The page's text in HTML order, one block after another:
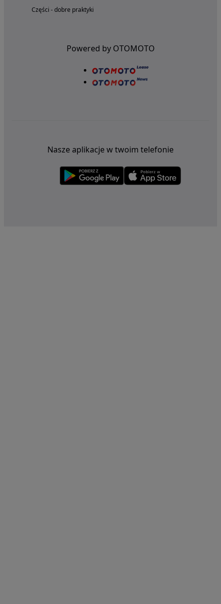
Części - dobre praktyki
Powered by OTOMOTO
Nasze aplikacje w twoim telefonie